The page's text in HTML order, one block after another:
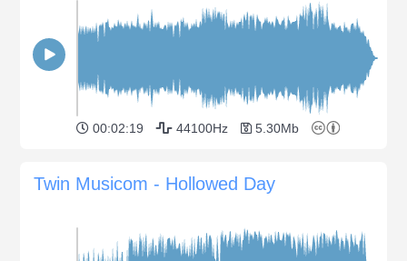
00:02:19 44100Hz 5.30Mb
Twin Musicom - Hollowed Day